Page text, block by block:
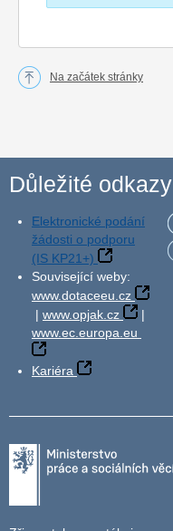
Na začátek stránky
Důležité odkazy
Elektronické podání
žádosti o podporu
(IS KP21+)
Související weby:
www.dotaceeu.cz
| www.opjak.cz
|
www.ec.europa.eu
Kariéra